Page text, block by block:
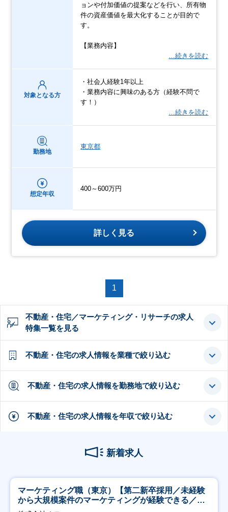
ョンや付加価値の提案などを行い、所有物
件の資産価値を最大化することが目的で
す。
【業務内容】
…続きを読む
対象となる方
・社会人経験1年以上
・業務内容に興味のある方（経験不問で
す！）
…続きを読む
勤務地
東京都
想定年収
400～600万円
詳しく見る
1
不動産・住宅／マーケティング・リサーチの求人
特集一覧を見る
不動産・住宅の求人情報を業種で絞り込む
不動産・住宅の求人情報を勤務地で絞り込む
不動産・住宅の求人情報を年収で絞り込む
新着求人
マーケティング職（東京）【第二新卒採用／未経験
から大規模案件のマーケティングが経験できる／研
修充実】